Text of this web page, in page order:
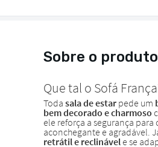
Sobre o produto